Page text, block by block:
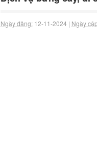
Ngày đăng:12-11-2024 | Ngày